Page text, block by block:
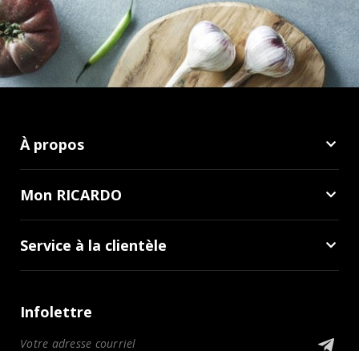
À propos
Mon RICARDO
Service à la clientèle
Infolettre